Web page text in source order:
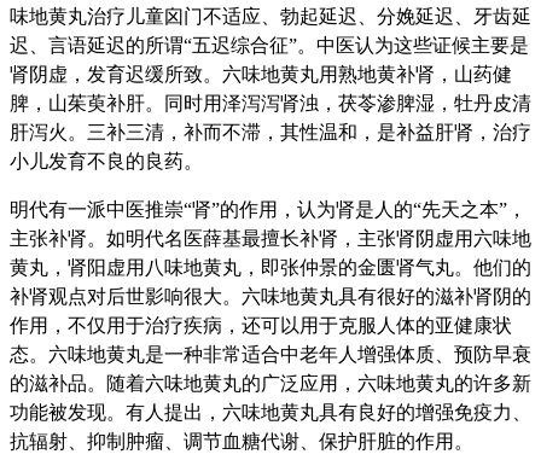
味地黄丸治疗儿童囟门不适应、勃起延迟、分娩延迟、牙齿延
迟、言语延迟的所谓“五迟综合征”。中医认为这些证候主要是
肾阴虚，发育迟缓所致。六味地黄丸用熟地黄补肾，山药健
脾，山茱萸补肝。同时用泽泻泻肾浊，茯苓渗脾湿，牡丹皮清
肝泻火。三补三清，补而不滞，其性温和，是补益肝肾，治疗
小儿发育不良的良药。
明代有一派中医推崇“肾”的作用，认为肾是人的“先天之本”，
主张补肾。如明代名医薛基最擅长补肾，主张肾阴虚用六味地
黄丸，肾阳虚用八味地黄丸，即张仲景的金匮肾气丸。他们的
补肾观点对后世影响很大。六味地黄丸具有很好的滋补肾阴的
作用，不仅用于治疗疾病，还可以用于克服人体的亚健康状
态。六味地黄丸是一种非常适合中老年人增强体质、预防早衰
的滋补品。随着六味地黄丸的广泛应用，六味地黄丸的许多新
功能被发现。有人提出，六味地黄丸具有良好的增强免疫力、
抗辐射、抑制肿瘤、调节血糖代谢、保护肝脏的作用。